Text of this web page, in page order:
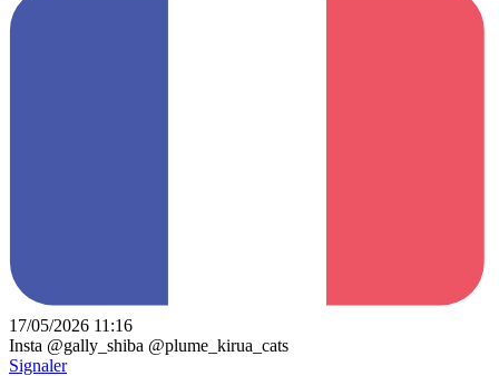
17/05/2026 11:16
Insta @gally_shiba @plume_kirua_cats
Signaler